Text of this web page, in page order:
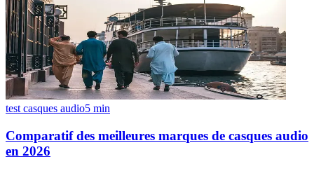
test casques audio5 min
Comparatif des meilleures marques de casques audio
en 2026